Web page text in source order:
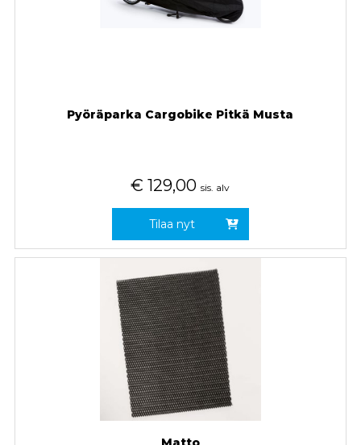
Pyöräparka Cargobike Pitkä Musta
€ 129,00 sis. alv
Tilaa nyt